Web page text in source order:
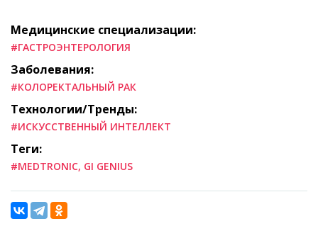
Медицинские специализации:
#ГАСТРОЭНТЕРОЛОГИЯ
Заболевания:
#КОЛОРЕКТАЛЬНЫЙ РАК
Технологии/Тренды:
#ИСКУССТВЕННЫЙ ИНТЕЛЛЕКТ
Теги:
#MEDTRONIC, GI GENIUS